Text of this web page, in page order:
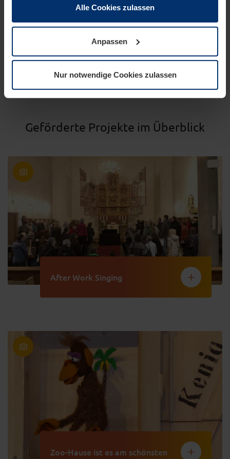
Rechtlich können wir Cookies auf Ihrem Gerät speichern,
notwendig sind. Für alle anderen Cookie-Typen benötigen
wir Ihre Erlaubnis. Ihre Einwilligung können Sie jederzeit
in der Cookie-Erläuterung auf der Seite
widerrufen.
Alle Cookies zulassen
Anpassen
Nur notwendige Cookies zulassen
Geförderte Projekte im Überblick
After Work Singing
Zoo-Hause ist es am schönsten